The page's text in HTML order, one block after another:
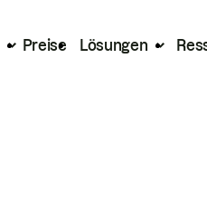
Preise Lösungen